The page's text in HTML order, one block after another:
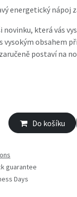
energetický nápoj
novinku, která vás
vysokým obsahem
postaví na
Do košíku
guarantee
Days